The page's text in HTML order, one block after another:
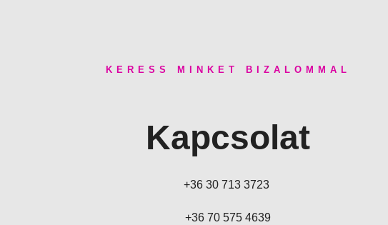
KERESS MINKET BIZALOMMAL
Kapcsolat
+36 30 713 3723
+36 70 575 4639